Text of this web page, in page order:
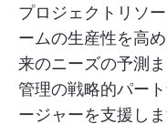
プロジェクトリソ
ームの生産性を高
来のニーズの予測
管理の戦略的パー
ージャーを支援しま